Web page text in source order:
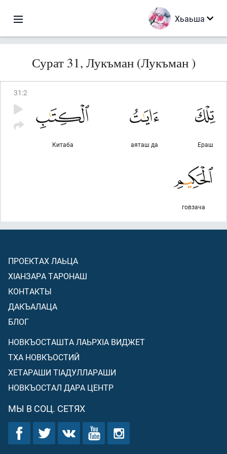
Хьаьша
Сурат 31, Лукъман (Лукъман )
31 :2
Ераш
аяташ да
Китаба
говзача
ПРОЕКТАХ ЛАЬЦА
ХIАНЗАРА ТАРОНАШ
КОНТАКТЫ
ДАКЪАЛАЦА
БЛОГ
НОВКЪОСТАШТА ЛАЬРХIА ВИДЖЕТ
ТХА НОВКЪОСТИЙ
ХЕТАРАШИ ТIАДУЛЛАРАШИ
НОВКЪОСТАЛ ДАРА ЦЕНТР
МЫ В СОЦ. СЕТЯХ